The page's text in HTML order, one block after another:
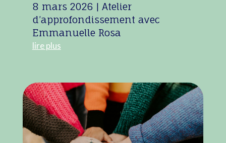
8 mars 2026 | Atelier
d’approfondissement avec
Emmanuelle Rosa
lire plus